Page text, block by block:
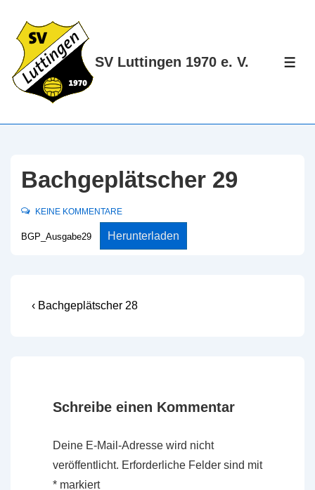
Zum
Inhalt
SV Luttingen 1970 e. V.
Bachgeplätscher 29
KEINE KOMMENTARE
BGP_Ausgabe29 Herunterladen
Beitragsnavigation
Vorheriger
‹ Bachgeplätscher 28
Schreibe einen Kommentar
Deine E-Mail-Adresse wird nicht
veröffentlicht. Erforderliche Felder sind mit
* markiert